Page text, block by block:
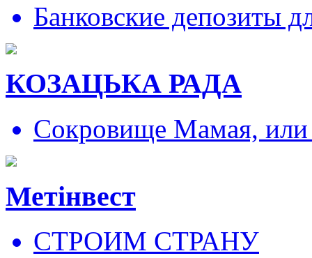
Банковские депозиты
КОЗАЦЬКА РАДА
Сокровище Мамая, или
Метінвест
СТРОИМ СТРАНУ